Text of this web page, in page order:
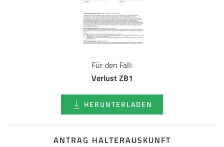
Für den Fall:
Verlust ZB1
HERUNTERLADEN
ANTRAG HALTERAUSKUNFT